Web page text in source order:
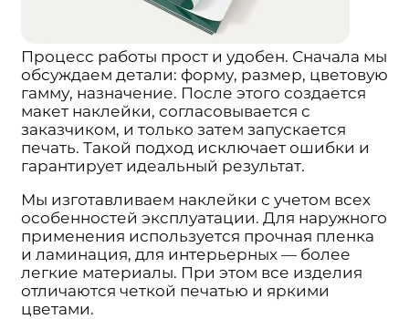
Процесс работы прост и удобен. Сначала мы
обсуждаем детали: форму, размер, цветовую
гамму, назначение. После этого создается
макет наклейки, согласовывается с
заказчиком, и только затем запускается
печать. Такой подход исключает ошибки и
гарантирует идеальный результат.
Мы изготавливаем наклейки с учетом всех
особенностей эксплуатации. Для наружного
применения используется прочная пленка
и ламинация, для интерьерных — более
легкие материалы. При этом все изделия
отличаются четкой печатью и яркими
цветами.